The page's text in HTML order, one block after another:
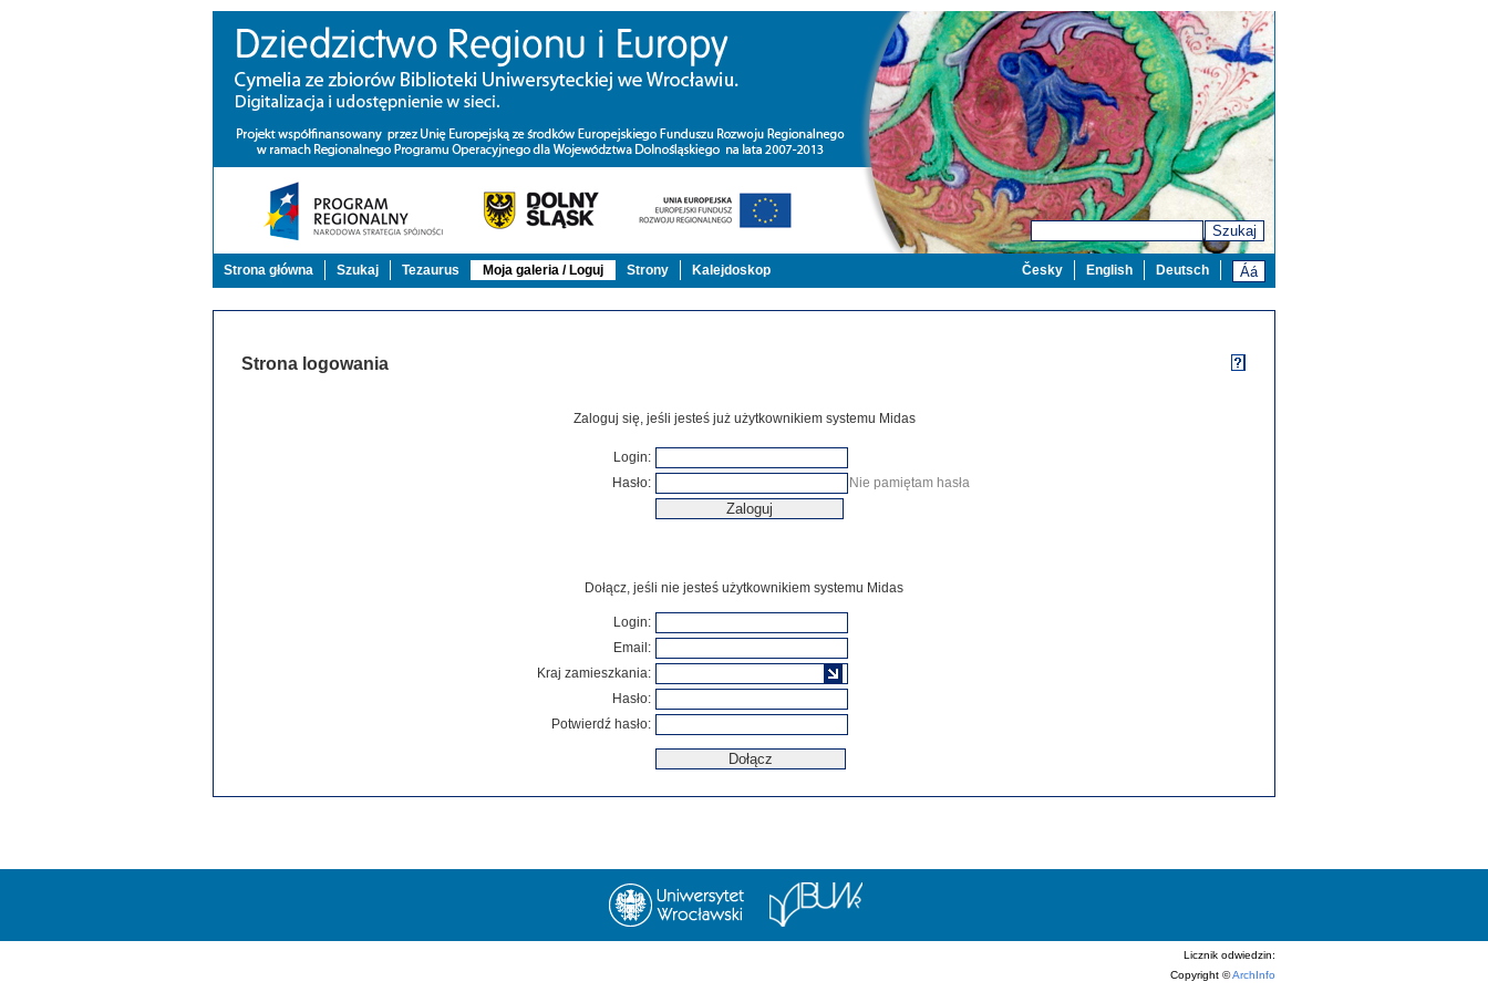
Szukaj
Strona główna Szukaj Tezaurus Moja galeria / Loguj Strony Kalejdoskop Deutsch
English
Česky
Strona logowania
Zaloguj się, jeśli jesteś już użytkownikiem systemu Midas
Login:
Hasło:
Nie pamiętam hasła
Dołącz, jeśli nie jesteś użytkownikiem systemu Midas
Login:
Email:
Kraj zamieszkania:
Hasło:
Potwierdź hasło:
Licznik odwiedzin:
Copyright ©ArchInfo